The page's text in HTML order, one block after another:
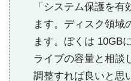
「システム保護を
ます。ディスク領域
ます。ぼくは 10GB
ライブの容量と相談
調整すれば良いと思